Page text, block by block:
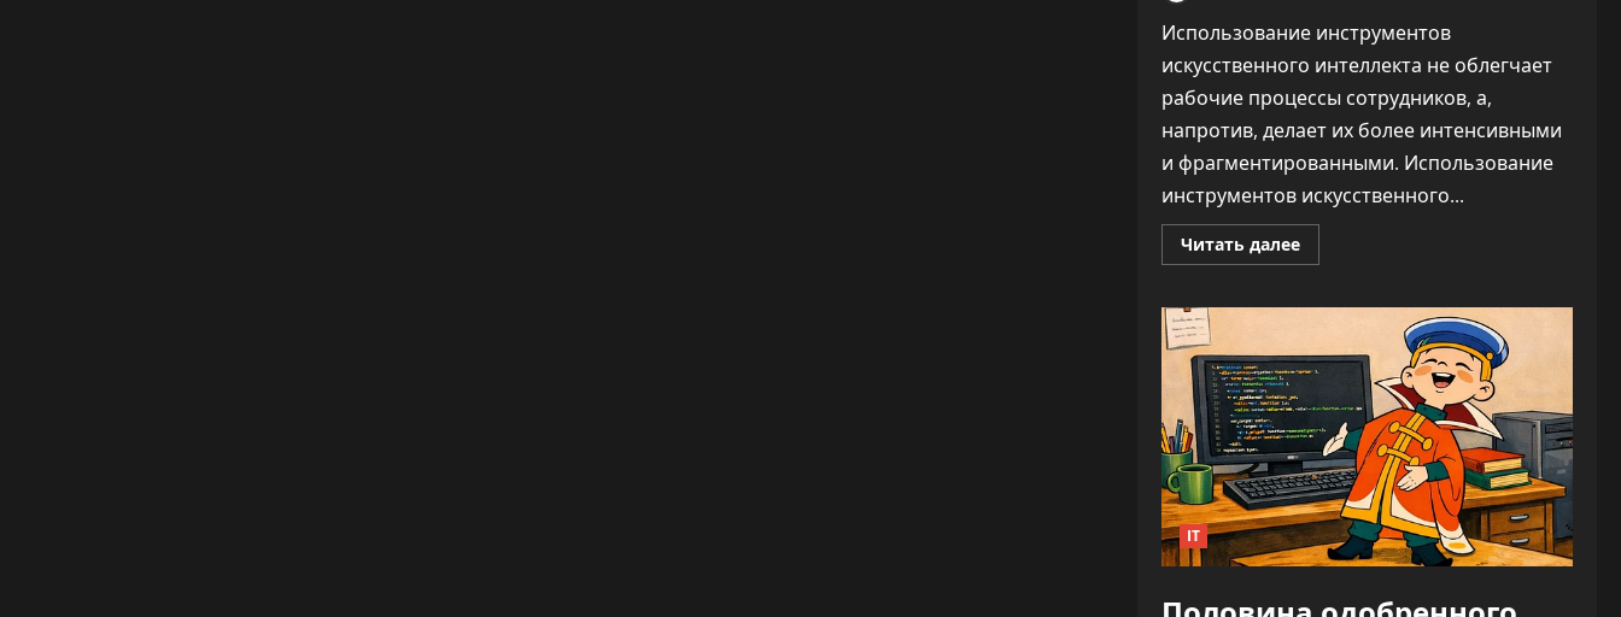
Использование инструментов
искусственного интеллекта не облегчает
рабочие процессы сотрудников, а,
напротив, делает их более интенсивными
и фрагментированными. Использование
инструментов искусственного...
Читать далееПрочитать
больше
не
а
увеличивает
на
каждую
задачу
—
до
346%
IT